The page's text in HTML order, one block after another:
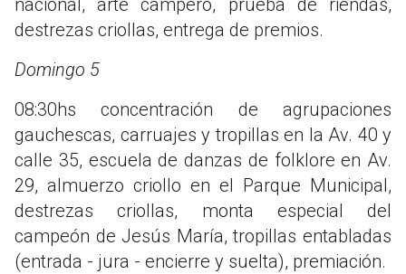
nacional, arte campero, prueba de riendas,
destrezas criollas, entrega de premios.
Domingo 5
08:30hs concentración de agrupaciones
gauchescas, carruajes y tropillas en la Av. 40 y
calle 35, escuela de danzas de folklore en Av.
29, almuerzo criollo en el Parque Municipal,
destrezas criollas, monta especial del
campeón de Jesús María, tropillas entabladas
(entrada - jura - encierre y suelta), premiación.